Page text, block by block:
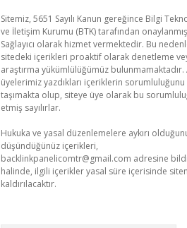
Sitemiz, 5651 Sayılı Kanun gereğince Bilgi
ve İletişim Kurumu (BTK) tarafından
Sağlayıcı olarak hizmet vermektedir. Bu
sitedeki içerikleri proaktif olarak denetleme
araştırma yükümlülüğümüz bulunmamaktadır.
üyelerimiz yazdıkları içeriklerin sorumluluğunu
taşımakta olup, siteye üye olarak bu
etmiş sayılırlar.
Hukuka ve yasal düzenlemelere aykırı
düşündüğünüz içerikleri,
backlinkpanelicomtr@gmail.com adresine
halinde, ilgili içerikler yasal süre içerisinde
kaldırılacaktır.